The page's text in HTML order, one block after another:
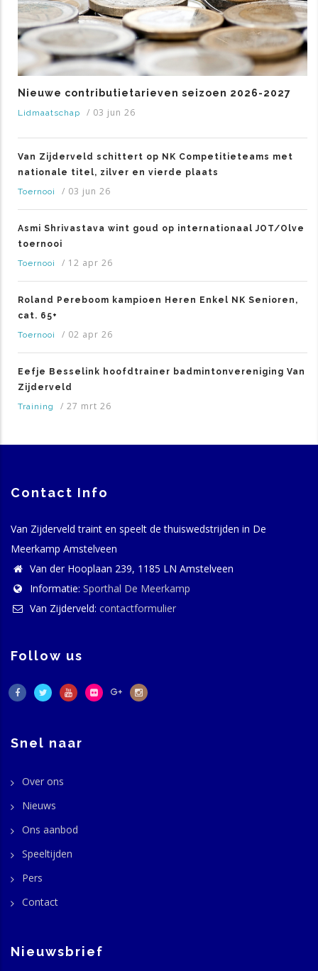
Nieuwe contributietarieven seizoen 2026-2027
Lidmaatschap / 03 jun 26
Van Zijderveld schittert op NK Competitieteams met
nationale titel, zilver en vierde plaats
Toernooi
/ 03 jun 26
Asmi Shrivastava wint goud op internationaal JOT/Olve
toernooi
Toernooi
/ 12 apr 26
Roland Pereboom kampioen Heren Enkel NK Senioren,
cat. 65+
Toernooi
/ 02 apr 26
Eefje Besselink hoofdtrainer badmintonvereniging Van
Zijderveld
Training
/ 27 mrt 26
Contact Info
Van Zijderveld traint en speelt de thuiswedstrijden in De
Meerkamp Amstelveen
Van der Hooplaan 239, 1185 LN Amstelveen
Informatie: Sporthal De Meerkamp
Van Zijderveld: contactformulier
Follow us
Snel naar
Over ons
Nieuws
Ons aanbod
Speeltijden
Pers
Contact
Nieuwsbrief